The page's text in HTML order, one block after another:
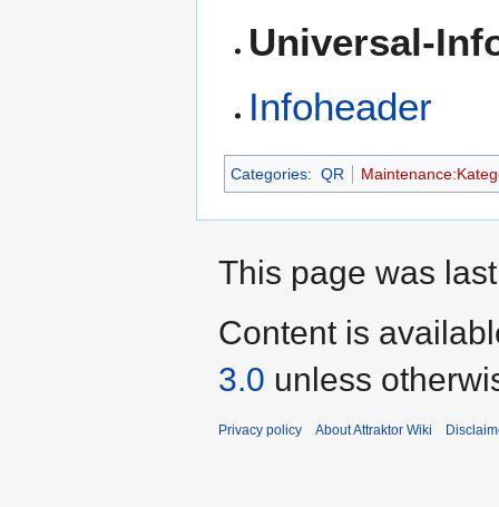
Universal-
Infoheader
Categories: QR
This page was
Content is
3.0 unless
Privacy policy About Attraktor Wiki